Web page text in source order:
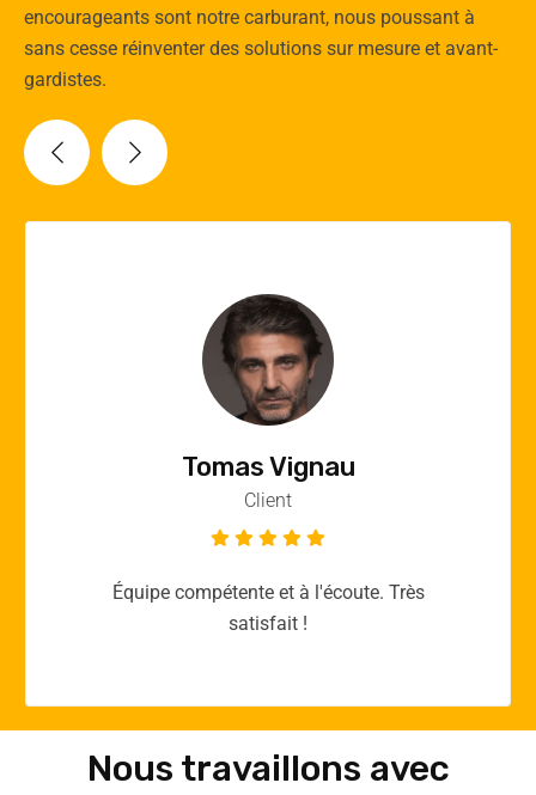
encourageants sont notre carburant, nous poussant à
sans cesse réinventer des solutions sur mesure et avant-
gardistes.
Vincent Quere
Client
Merci yellow365.work pour votre expertise!
Nous travaillons avec